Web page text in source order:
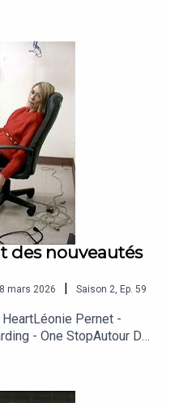
Was Dream of
- Deux oiseauxAn
des nouveautés
mars 2026 | Saison 2, Ep. 59
Pernet -
- One StopAutour De
Scott - PresshaJuste
Gordon - DIRTY
Heart Of All